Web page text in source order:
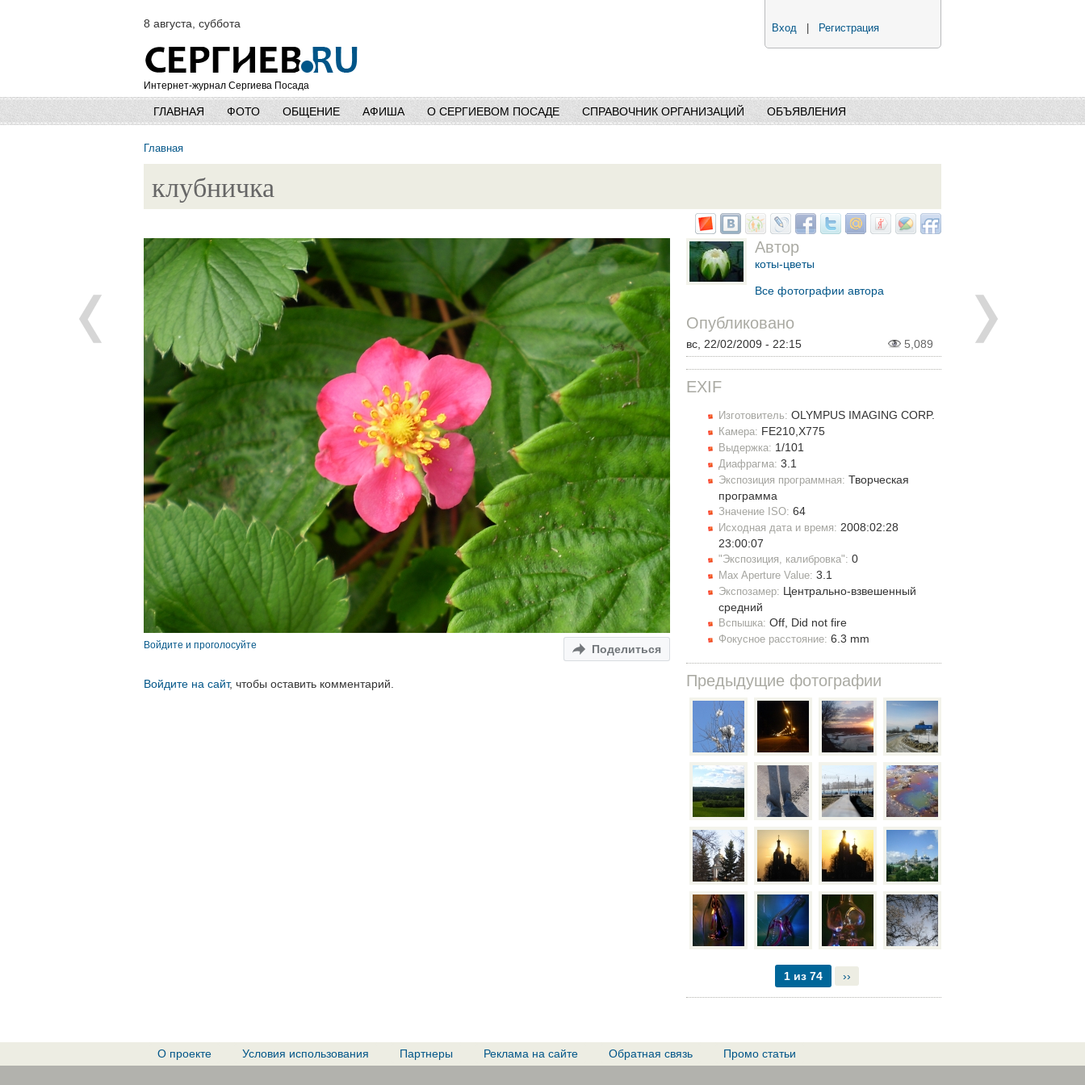
8 августа, суббота
Интернет-журнал Сергиева Посада
Вход Регистрация
ГЛАВНАЯ ФОТО ОБЩЕНИЕ АФИША О СЕРГИЕВОМ ПОСАДЕ СПРАВОЧНИК ОРГАНИЗАЦИЙ ОБЪЯВЛЕНИЯ
Главная
клубничка
Поделиться
Войдите и проголосуйте
Войдите на сайт, чтобы оставить комментарий.
Автор
коты-цветы
Все фотографии автора
5,089
Опубликовано
вс, 22/02/2009 - 22:15
EXIF
Изготовитель: OLYMPUS IMAGING CORP.
Камера: FE210,X775
Выдержка: 1/101
Диафрагма: 3.1
Экспозиция программная: Творческая
программа
Значение ISO: 64
Исходная дата и время: 2008:02:28
23:00:07
"Экспозиция, калибровка": 0
Max Aperture Value: 3.1
Экспозамер: Центрально-взвешенный
средний
Вспышка: Off, Did not fire
Фокусное расстояние: 6.3 mm
Предыдущие фотографии
1 из 74 ››
О проекте Условия использования Партнеры Реклама на сайте Обратная связь Промо статьи